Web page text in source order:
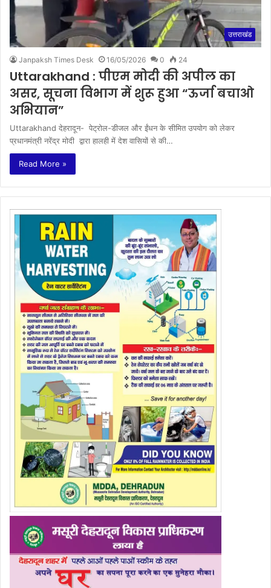
उत्तराखंड
Janpaksh Times Desk 16/05/2026 0 24
Uttarakhand : पीएम मोदी की अपील का
असर, सूचना विभाग में शुरू हुआ “ऊर्जा बचाओ
अभियान”
Uttarakhand देहरादून- पेट्रोल-डीजल और ईंधन के सीमित उपयोग को लेकर
प्रधानमंत्री नरेंद्र मोदी द्वारा हालही में देश वासियों से की…
Read More »